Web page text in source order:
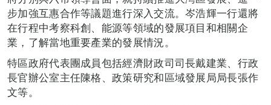
步加強互惠合作等議題進行深入交流。岑浩輝一行還將
在行程中考察科創、能源等領域的發展項目和相關企
業，了解當地重要產業的發展情況。
特區政府代表團成員包括經濟財政司司長戴建業、行政
長官辦公室主任陳格、政策研究和區域發展局局長張作
文等。